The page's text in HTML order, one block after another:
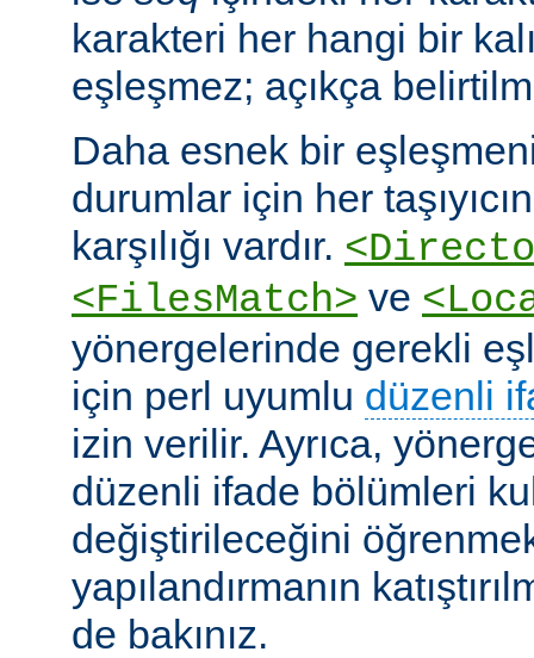
karakteri her hangi bir
eşleşmez; açıkça
Daha esnek bir
durumlar için her
karşılığı vardır.
<FilesMatch> ve
yönergelerinde gerekli
için perl uyumlu düzenli
izin verilir. Ayrıca,
düzenli ifade bölümleri
değiştirileceğini
yapılandırmanın
de bakınız.